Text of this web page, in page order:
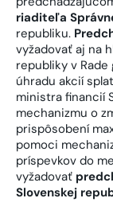
riaditeľa
republiku.
vyžadovať aj na
republiky v
úhradu akcií
ministra financií
mechanizmu o
prispôsobení
pomoci
príspevkov do
vyžadovať
Slovenskej